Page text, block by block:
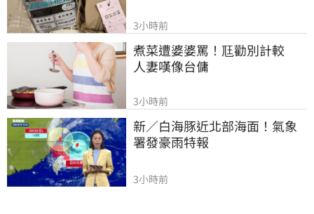
3小時前
煮菜遭婆婆罵！尫勸別計較
人妻嘆像台傭
3小時前
新／白海豚近北部海面！氣象
署發豪雨特報
3小時前